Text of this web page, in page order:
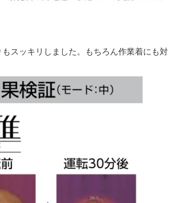
スッキリしました。もちろん作業着にも対